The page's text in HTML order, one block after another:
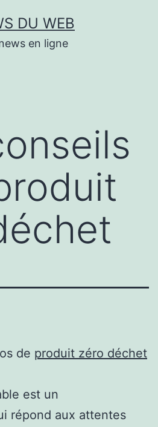
DU WEB
en ligne
de produit zéro déchet
est un
répond aux attentes